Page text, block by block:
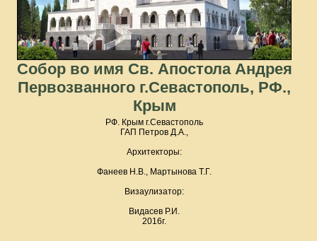
Собор во имя Св. Апостола Андрея
Первозванного г.Севастополь, РФ.,
Крым
РФ. Крым г.Севастополь
ГАП Петров Д.А.,
Архитекторы:
Фанеев Н.В., Мартынова Т.Г.
Визаулизатор:
Видасев Р.И.
2016г.